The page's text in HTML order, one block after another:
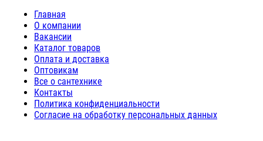
Главная
О компании
Вакансии
Каталог товаров
Оплата и доставка
Оптовикам
Все о сантехнике
Контакты
Политика конфиденциальности
Согласие на обработку персональных данных